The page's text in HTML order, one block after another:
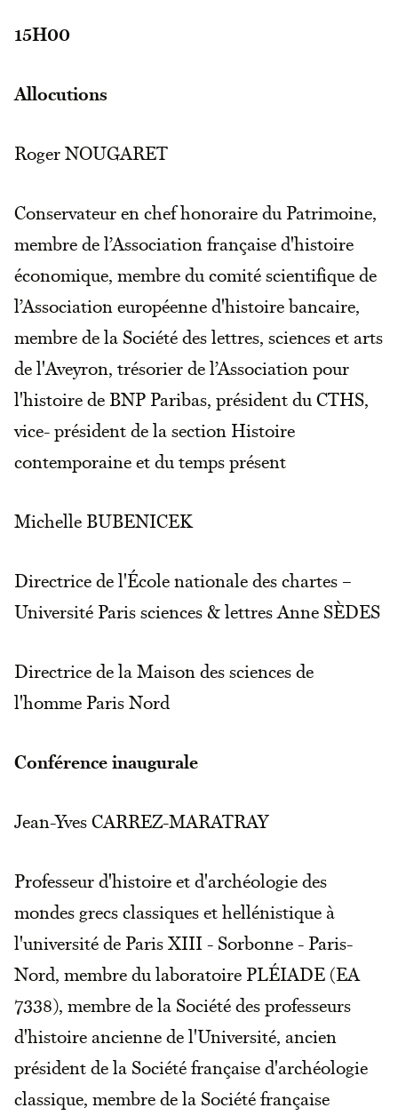
15H00
Allocutions
Roger NOUGARET
Conservateur en chef honoraire du Patrimoine,
membre de l’Association française d'histoire
économique, membre du comité scientifique de
l’Association européenne d'histoire bancaire,
membre de la Société des lettres, sciences et arts
de l'Aveyron, trésorier de l’Association pour
l'histoire de BNP Paribas, président du CTHS,
vice- président de la section Histoire
contemporaine et du temps présent
Michelle BUBENICEK
Directrice de l'École nationale des chartes –
Université Paris sciences & lettres Anne SÈDES
Directrice de la Maison des sciences de
l'homme Paris Nord
Conférence inaugurale
Jean-Yves CARREZ-MARATRAY
Professeur d'histoire et d'archéologie des
mondes grecs classiques et hellénistique à
l'université de Paris XIII - Sorbonne - Paris-
Nord, membre du laboratoire PLÉIADE (EA
7338), membre de la Société des professeurs
d'histoire ancienne de l'Université, ancien
président de la Société française d'archéologie
classique, membre de la Société française